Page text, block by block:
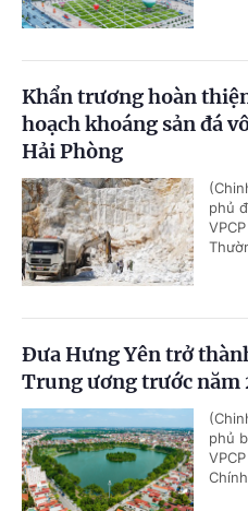
Khẩn trương hoàn
hoạch khoáng sản đá
Hải Phòng
phủ
Đưa Hưng Yên trở
Trung ương trước năm
phủ